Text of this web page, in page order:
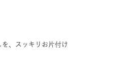
、スッキリお片付け